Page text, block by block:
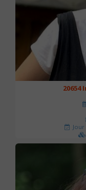
Jour